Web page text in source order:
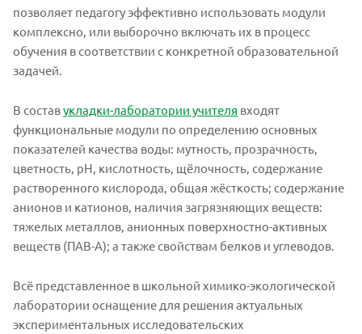
позволяет педагогу эффективно использовать модули
комплексно, или выборочно включать их в процесс
обучения в соответствии с конкретной образовательной
задачей.
В составукладки-лаборатории учителя входят
функциональные модули по определению основных
показателей качества воды: мутность, прозрачность,
цветность, рН, кислотность, щёлочность, содержание
растворенного кислорода, общая жёсткость; содержание
анионов и катионов, наличия загрязняющих веществ:
тяжелых металлов, анионных поверхностно-активных
веществ (ПАВ-А); а также свойствам белков и углеводов.
Всё представленное в школьной химико-экологической
лаборатории оснащение для решения актуальных
экспериментальных исследовательских